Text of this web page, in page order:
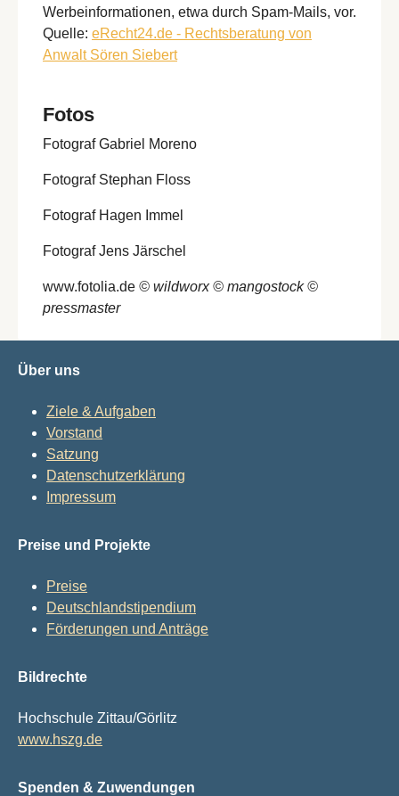
Werbeinformationen, etwa durch Spam-Mails, vor.
Quelle: eRecht24.de - Rechtsberatung von
Anwalt Sören Siebert
Fotos
Fotograf Gabriel Moreno
Fotograf Stephan Floss
Fotograf Hagen Immel
Fotograf Jens Järschel
www.fotolia.de © wildworx© mangostock©
pressmaster
Über uns
Ziele & Aufgaben
Vorstand
Satzung
Datenschutzerklärung
Impressum
Preise und Projekte
Preise
Deutschlandstipendium
Förderungen und Anträge
Bildrechte
Hochschule Zittau/Görlitz
www.hszg.de
Spenden & Zuwendungen